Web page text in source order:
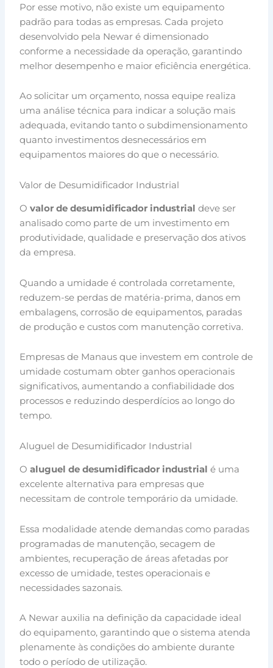
Por esse motivo, não existe um equipamento
padrão para todas as empresas. Cada projeto
desenvolvido pela Newar é dimensionado
conforme a necessidade da operação, garantindo
melhor desempenho e maior eficiência energética.
Ao solicitar um orçamento, nossa equipe realiza
uma análise técnica para indicar a solução mais
adequada, evitando tanto o subdimensionamento
quanto investimentos desnecessários em
equipamentos maiores do que o necessário.
Valor de Desumidificador Industrial
Ovalor de desumidificador industrial deve ser
analisado como parte de um investimento em
produtividade, qualidade e preservação dos ativos
da empresa.
Quando a umidade é controlada corretamente,
reduzem-se perdas de matéria-prima, danos em
embalagens, corrosão de equipamentos, paradas
de produção e custos com manutenção corretiva.
Empresas de Manaus que investem em controle de
umidade costumam obter ganhos operacionais
significativos, aumentando a confiabilidade dos
processos e reduzindo desperdícios ao longo do
tempo.
Aluguel de Desumidificador Industrial
Oaluguel de desumidificador industrial é uma
excelente alternativa para empresas que
necessitam de controle temporário da umidade.
Essa modalidade atende demandas como paradas
programadas de manutenção, secagem de
ambientes, recuperação de áreas afetadas por
excesso de umidade, testes operacionais e
necessidades sazonais.
A Newar auxilia na definição da capacidade ideal
do equipamento, garantindo que o sistema atenda
plenamente às condições do ambiente durante
todo o período de utilização.